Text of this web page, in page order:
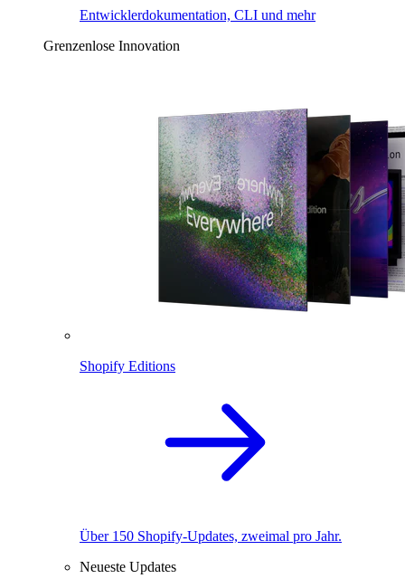
Entwicklerdokumentation, CLI und mehr
Grenzenlose Innovation
Shopify Editions
Über 150 Shopify-Updates, zweimal pro Jahr.
Neueste Updates